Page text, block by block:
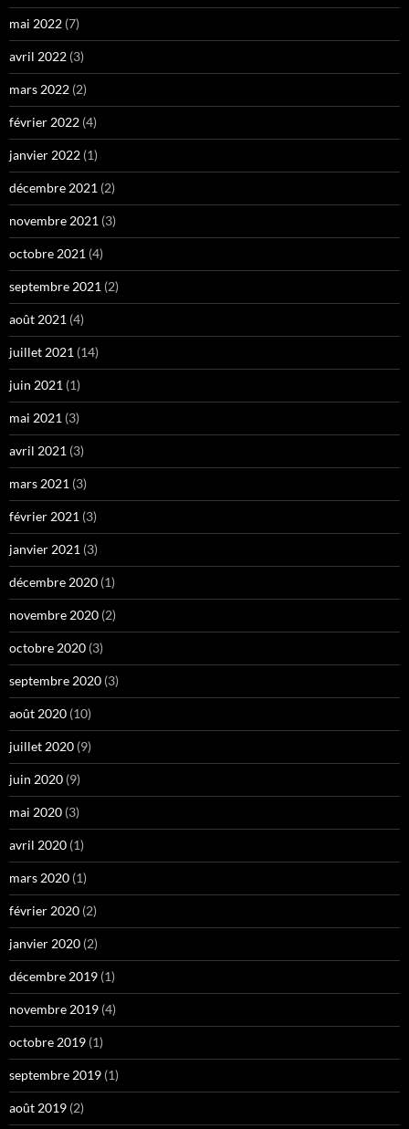
mai 2022 (7)
avril 2022 (3)
mars 2022 (2)
février 2022 (4)
janvier 2022 (1)
décembre 2021 (2)
novembre 2021 (3)
octobre 2021 (4)
septembre 2021 (2)
août 2021 (4)
juillet 2021 (14)
juin 2021 (1)
mai 2021 (3)
avril 2021 (3)
mars 2021 (3)
février 2021 (3)
janvier 2021 (3)
décembre 2020 (1)
novembre 2020 (2)
octobre 2020 (3)
septembre 2020 (3)
août 2020 (10)
juillet 2020 (9)
juin 2020 (9)
mai 2020 (3)
avril 2020 (1)
mars 2020 (1)
février 2020 (2)
janvier 2020 (2)
décembre 2019 (1)
novembre 2019 (4)
octobre 2019 (1)
septembre 2019 (1)
août 2019 (2)